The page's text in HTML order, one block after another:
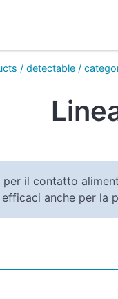
/ detectable /
il contatto
anche per la